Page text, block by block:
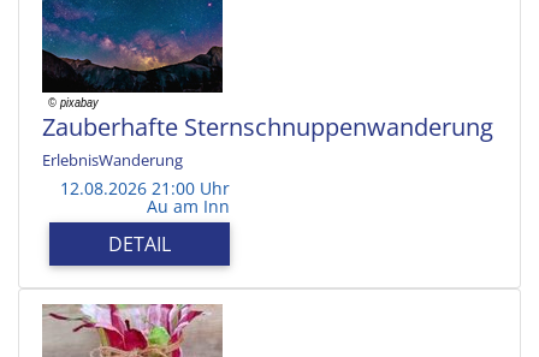
Zauberhafte Sternschnuppenwanderung
ErlebnisWanderung
12.08.2026 21:00 Uhr
Au am Inn
DETAIL